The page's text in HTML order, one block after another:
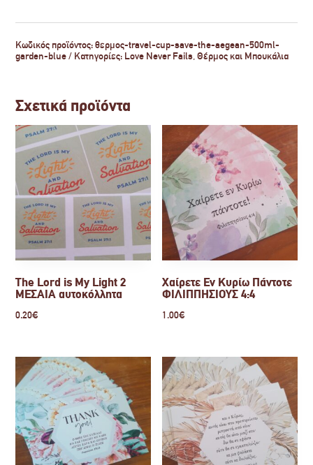
Κωδικός προϊόντος:θερμος-travel-cup-save-the-aegean-500ml-
garden-blue
Κατηγορίες: Love Never Fails,Θέρμος και Μπουκάλια
Σχετικά προϊόντα
The Lord is My Light 2
ΜΕΣΑΙΑ αυτοκόλλητα
0.20€
Χαίρετε Εν Κυρίω Πάντοτε
ΦΙΛΙΠΠΗΣΙΟΥΣ 4:4
1.00€